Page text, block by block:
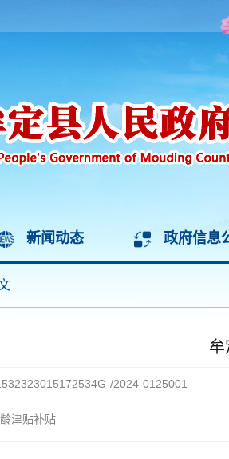
新闻动态 政府信息
牟
2024-0125001
津贴补贴